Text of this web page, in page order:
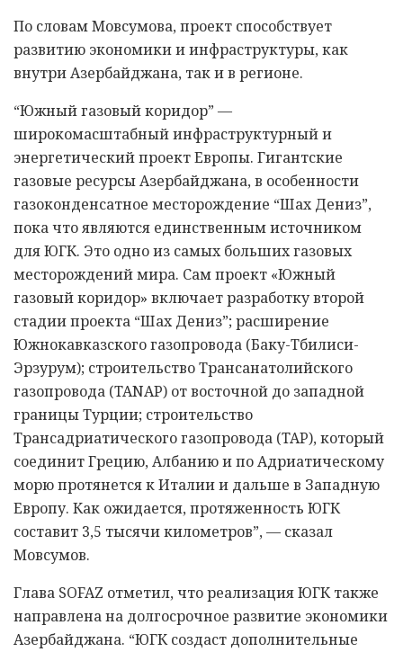
По словам Мовсумова, проект способствует
развитию экономики и инфраструктуры, как
внутри Азербайджана, так и в регионе.
“Южный газовый коридор” —
широкомасштабный инфраструктурный и
энергетический проект Европы. Гигантские
газовые ресурсы Азербайджана, в особенности
газоконденсатное месторождение “Шах Дениз”,
пока что являются единственным источником
для ЮГК. Это одно из самых больших газовых
месторождений мира. Сам проект «Южный
газовый коридор» включает разработку второй
стадии проекта “Шах Дениз”; расширение
Южнокавказского газопровода (Баку-Тбилиси-
Эрзурум); строительство Трансанатолийского
газопровода (TANAP) от восточной до западной
границы Турции; строительство
Трансадриатического газопровода (TAP), который
соединит Грецию, Албанию и по Адриатическому
морю протянется к Италии и дальше в Западную
Европу. Как ожидается, протяженность ЮГК
составит 3,5 тысячи километров”, — сказал
Мовсумов.
Глава SOFAZ отметил, что реализация ЮГК также
направлена на долгосрочное развитие экономики
Азербайджана. “ЮГК создаст дополнительные